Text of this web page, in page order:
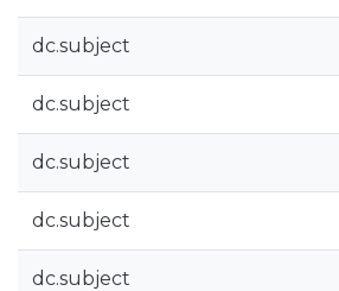
dc.subject
dc.subject
dc.subject
dc.subject
dc.subject